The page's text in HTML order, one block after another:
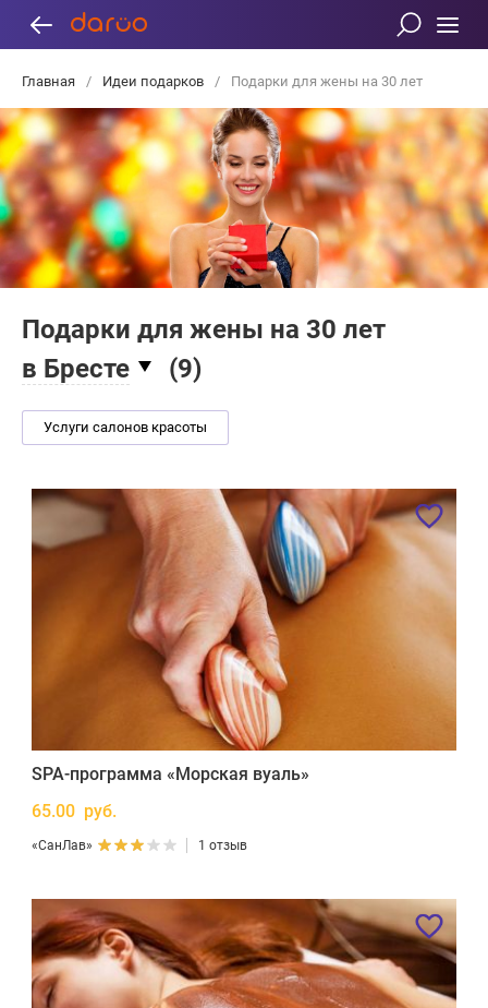
Главная / Идеи подарков / Подарки для жены на 30 лет
Подарки для жены на 30 лет
в Бресте
(9)
Услуги салонов красоты
SPA-программа «Морская вуаль»
65.00 руб.
«СанЛав» 1 отзыв